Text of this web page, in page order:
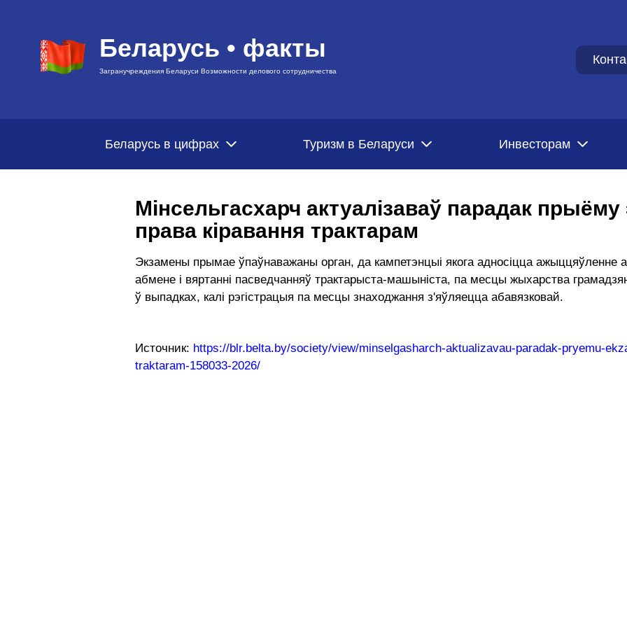
Беларусь • факты
Загранучреждения Беларуси Возможности делового сотрудничества
Беларусь в цифрах Туризм в Беларуси Инвесторам
Мінсельгасхарч актуалізаваў парадак
права кіравання трактарам
Экзамены прымае ўпаўнаважаны орган, да кампетэнцыі якога адносіцца ажыццяўленне
абмене і вяртанні пасведчанняў трактарыста-машыніста, па месцы жыхарства
ў выпадках, калі рэгістрацыя па месцы знаходжання з'яўляецца абавязковай.
Источник: https://blr.belta.by/society/view/minselgasharch-aktualizavau-paradak-pryemu-
traktaram-158033-2026/